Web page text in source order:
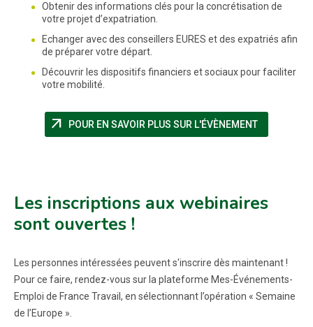
Obtenir des informations clés pour la concrétisation de
votre projet d’expatriation.
Echanger avec des conseillers EURES et des expatriés afin
de préparer votre départ.
Découvrir les dispositifs financiers et sociaux pour faciliter
votre mobilité.
arrow_outward POUR EN SAVOIR PLUS SUR L'ÉVÈNEMENT(NOUVELLE
Les inscriptions aux webinaires
sont ouvertes !
Les personnes intéressées peuvent s'inscrire dès maintenant !
Pour ce faire, rendez-vous sur la plateforme Mes-Événements-
Emploi de France Travail, en sélectionnant l’opération « Semaine
de l’Europe ».